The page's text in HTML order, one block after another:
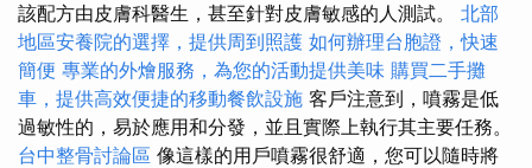
該配方由皮膚科醫生，甚至針對皮膚敏感的人測試。 北部
地區安養院的選擇，提供周到照護 如何辦理台胞證，快速
簡便 專業的外燴服務，為您的活動提供美味 購買二手攤
車，提供高效便捷的移動餐飲設施 客戶注意到，噴霧是低
過敏性的，易於應用和分發，並且實際上執行其主要任務。
台中整骨討論區 像這樣的用戶噴霧很舒適，您可以隨時將